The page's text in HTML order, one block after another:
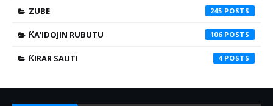
ZUBE 245
ƘA'IDOJIN RUBUTU 106
ƘIRAR SAUTI 4